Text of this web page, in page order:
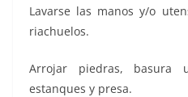
Lavarse las manos y/o
riachuelos.
Arrojar piedras,
estanques y presa.